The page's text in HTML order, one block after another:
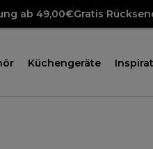
ab 49,00€Gratis
Küchengeräte